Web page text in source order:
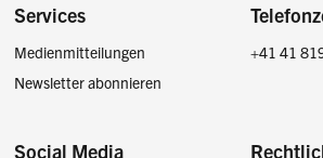
Footer
Services
Medienmitteilungen
Newsletter abonnieren
+41 41
Social Media